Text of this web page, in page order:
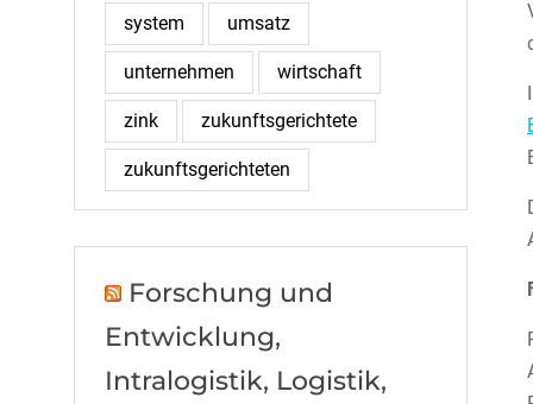
system umsatz
unternehmen wirtschaft
zink zukunftsgerichtete
zukunftsgerichteten
Forschung und
Entwicklung,
Intralogistik, Logistik,